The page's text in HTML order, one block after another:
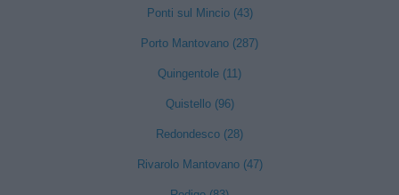
Ponti sul Mincio (43)
Porto Mantovano (287)
Quingentole (11)
Quistello (96)
Redondesco (28)
Rivarolo Mantovano (47)